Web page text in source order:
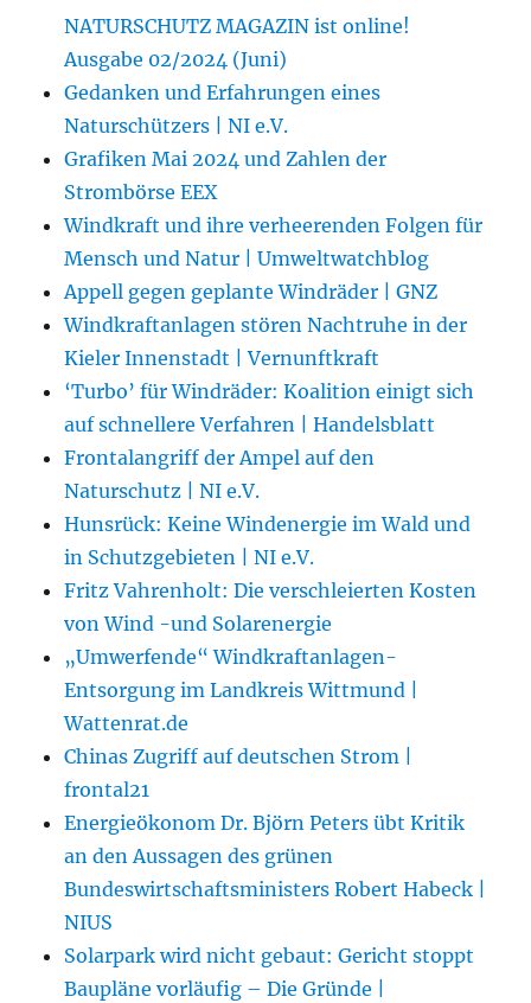
NATURSCHUTZ MAGAZIN ist online!
Ausgabe 02/2024 (Juni)
Gedanken und Erfahrungen eines
Naturschützers | NI e.V.
Grafiken Mai 2024 und Zahlen der
Strombörse EEX
Windkraft und ihre verheerenden Folgen für
Mensch und Natur | Umweltwatchblog
Appell gegen geplante Windräder | GNZ
Windkraftanlagen stören Nachtruhe in der
Kieler Innenstadt | Vernunftkraft
‘Turbo’ für Windräder: Koalition einigt sich
auf schnellere Verfahren | Handelsblatt
Frontalangriff der Ampel auf den
Naturschutz | NI e.V.
Hunsrück: Keine Windenergie im Wald und
in Schutzgebieten | NI e.V.
Fritz Vahrenholt: Die verschleierten Kosten
von Wind -und Solarenergie
„Umwerfende“ Windkraftanlagen-
Entsorgung im Landkreis Wittmund |
Wattenrat.de
Chinas Zugriff auf deutschen Strom |
frontal21
Energieökonom Dr. Björn Peters übt Kritik
an den Aussagen des grünen
Bundeswirtschaftsministers Robert Habeck |
NIUS
Solarpark wird nicht gebaut: Gericht stoppt
Baupläne vorläufig – Die Gründe |